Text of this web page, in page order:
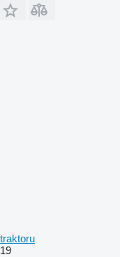
traktoru
19